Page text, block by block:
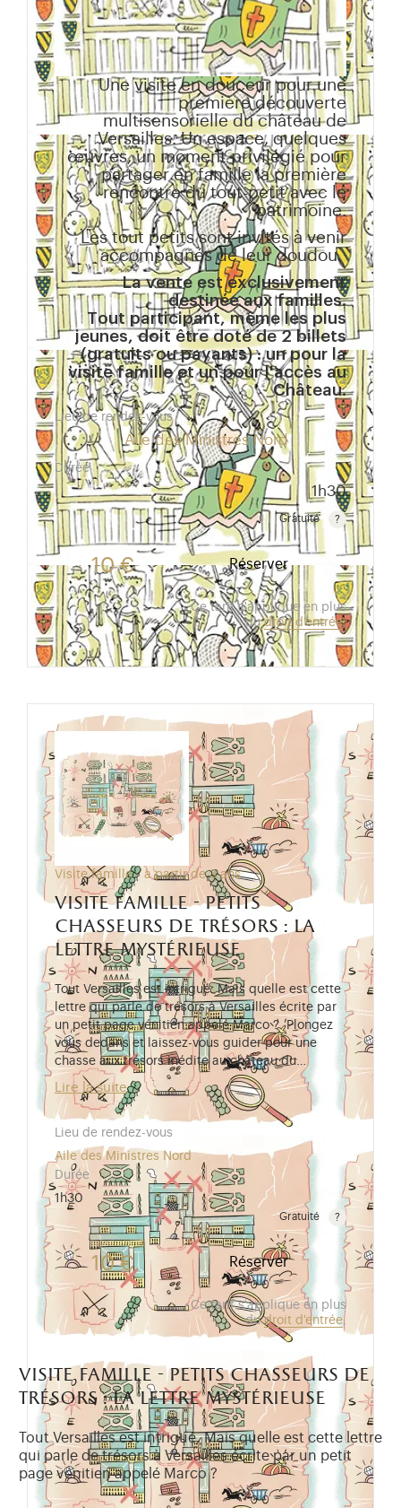
Une visite en douceur pour une
première découverte
multisensorielle du château de
Versailles. Un espace, quelques
œuvres, un moment privilégié pour
partager en famille la première
rencontre du tout-petit avec le
patrimoine.
Les tout petits sont invités à venir
accompagnés de leur doudou.
La vente est exclusivement
destinée aux familles.
Tout participant, même les plus
jeunes, doit être doté de 2 billets
(gratuits ou payants) : un pour la
visite famille et un pour l'accès au
Château.
Lieu de rendez-vous
Aile des Ministres Nord
Durée
1h30
Gratuité
Gratuit pour les enfants de moins de 10 ans.Tarif
10 € Réserver
Ce tarif s'applique en plus
dudroit d'entrée.
Visite famille - à partir de 3 ans
visite famille - petits
chasseurs de trésors : la
lettre mystérieuse
Tout Versailles est intrigué. Mais quelle est cette
lettre qui parle de trésors à Versailles écrite par
un petit page vénitien appelé Marco ? Plongez
vous dedans et laissez-vous guider pour une
chasse aux trésors inédite au château du…
Lire la suite
Lieu de rendez-vous
Aile des Ministres Nord
Durée
1h30
Gratuité
Gratuit pour les enfants de moins de 10 ans.Tarif
10 € Réserver
Ce tarif s'applique en plus
dudroit d'entrée.
visite famille - petits chasseurs de
trésors : la lettre mystérieuse
Tout Versailles est intrigué. Mais quelle est cette lettre
qui parle de trésors à Versailles écrite par un petit
page vénitien appelé Marco ?